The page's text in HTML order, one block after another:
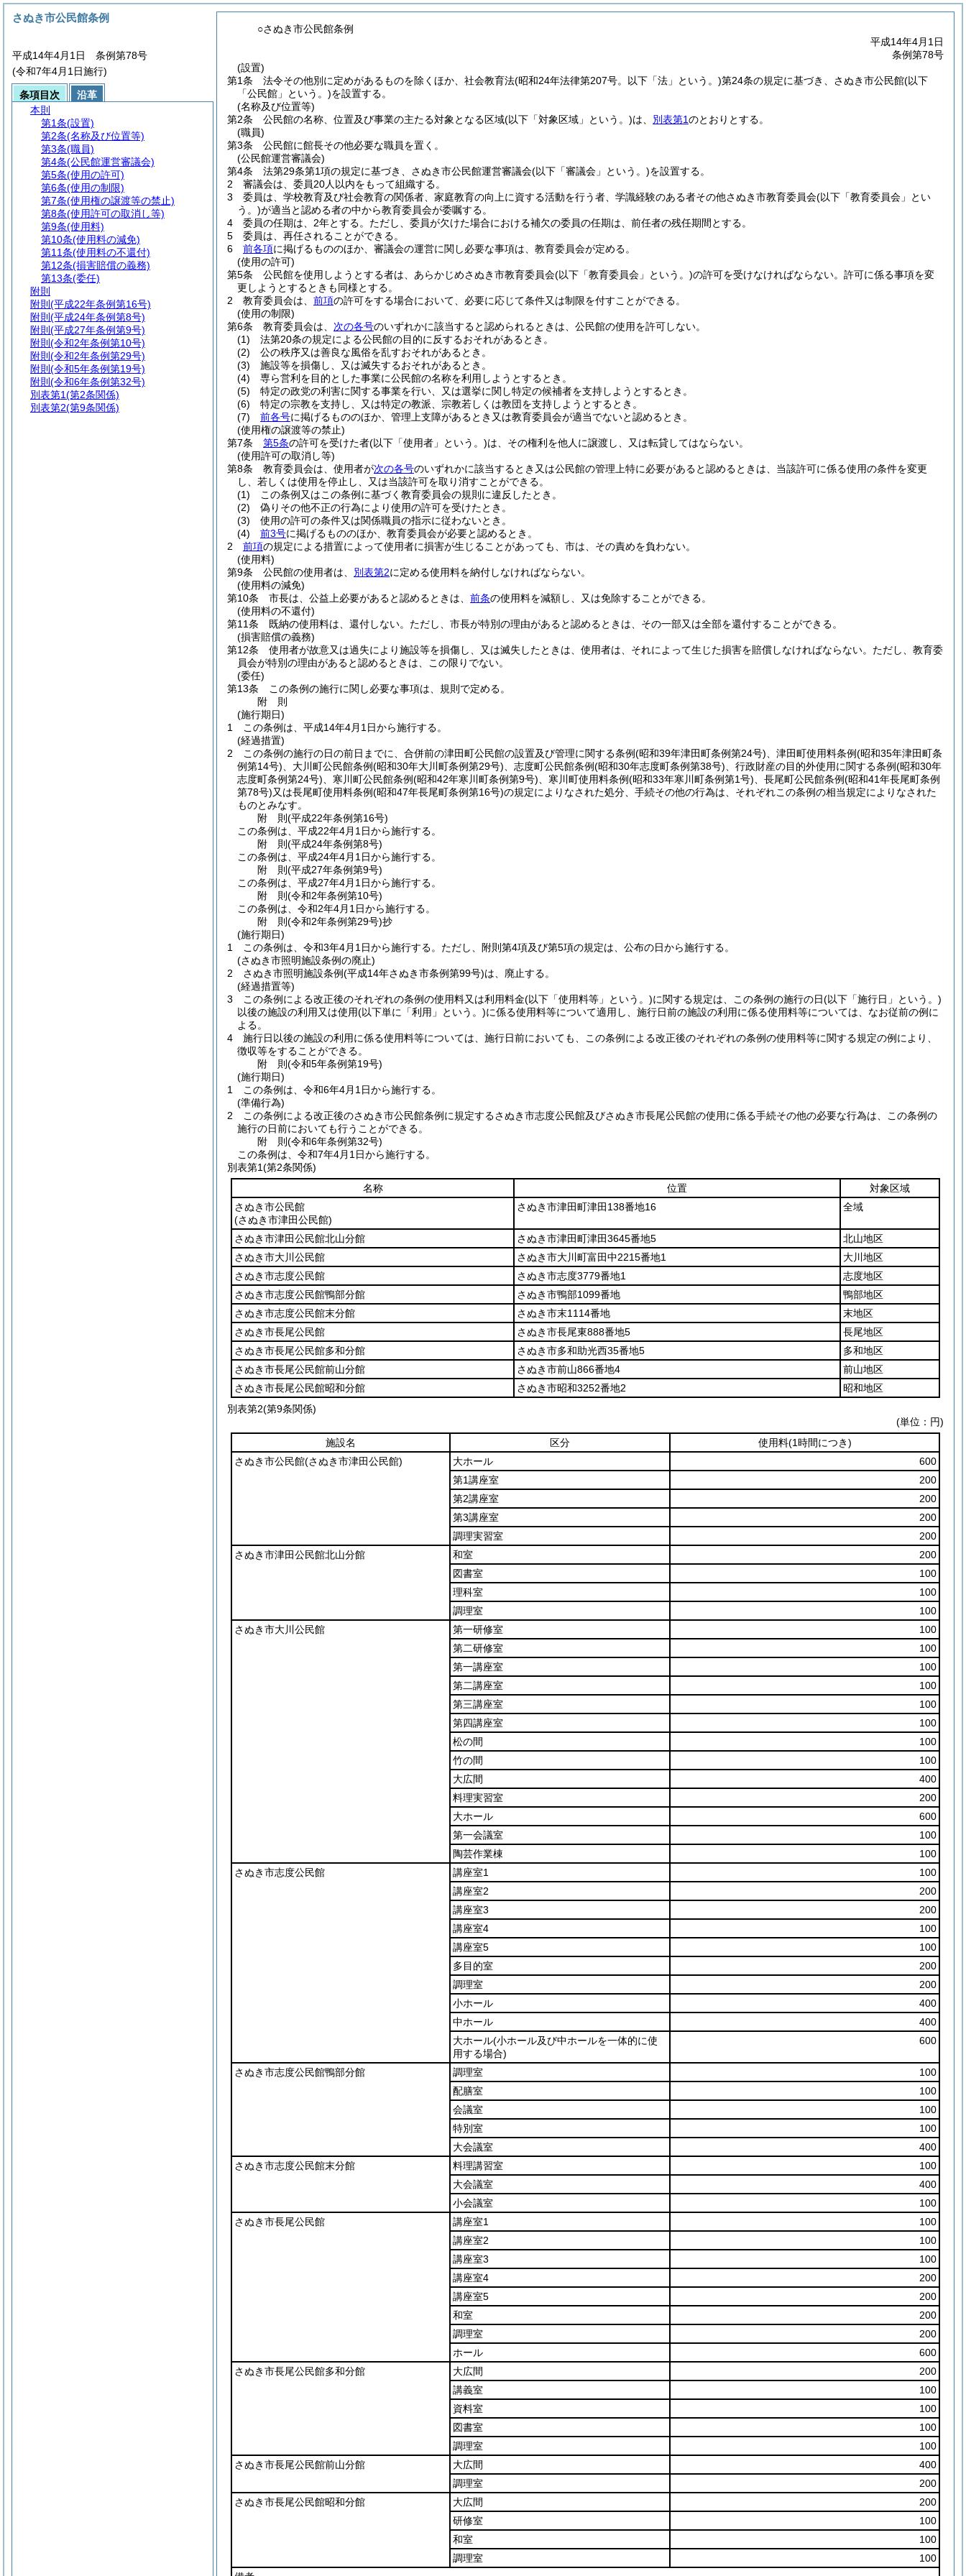
○さぬき市公民館条例
平成14年4月1日
条例第78号
(設置)
第1条
法令その他別に定めがあるものを除くほか、社会教育法(昭和24年法律第207号。以下「法」という。)第24条の規定に基づき、さぬき市公民館(以下
「公民館」という。)を設置する。
(名称及び位置等)
第2条
公民館の名称、位置及び事業の主たる対象となる区域(以下「対象区域」という。)は、 別表第1のとおりとする。
(職員)
第3条
公民館に館長その他必要な職員を置く。
(公民館運営審議会)
第4条
法第29条第1項の規定に基づき、さぬき市公民館運営審議会(以下「審議会」という。)を設置する。
2
審議会は、委員20人以内をもって組織する。
3
委員は、学校教育及び社会教育の関係者、家庭教育の向上に資する活動を行う者、学識経験のある者その他さぬき市教育委員会(以下「教育委員会」とい
う。)が適当と認める者の中から教育委員会が委嘱する。
4
委員の任期は、2年とする。 ただし、委員が欠けた場合における補欠の委員の任期は、前任者の残任期間とする。
5
委員は、再任されることができる。
6
前各項に掲げるもののほか、審議会の運営に関し必要な事項は、教育委員会が定める。
(使用の許可)
第5条
公民館を使用しようとする者は、あらかじめさぬき市教育委員会(以下「教育委員会」という。)の許可を受けなければならない。 許可に係る事項を変
更しようとするときも同様とする。
2
教育委員会は、 前項の許可をする場合において、必要に応じて条件又は制限を付すことができる。
(使用の制限)
第6条
教育委員会は、 次の各号のいずれかに該当すると認められるときは、公民館の使用を許可しない。
(1)
法第20条の規定による公民館の目的に反するおそれがあるとき。
(2)
公の秩序又は善良な風俗を乱すおそれがあるとき。
(3)
施設等を損傷し、又は滅失するおそれがあるとき。
(4)
専ら営利を目的とした事業に公民館の名称を利用しようとするとき。
(5)
特定の政党の利害に関する事業を行い、又は選挙に関し特定の候補者を支持しようとするとき。
(6)
特定の宗教を支持し、又は特定の教派、宗教若しくは教団を支持しようとするとき。
(7)
前各号に掲げるもののほか、管理上支障があるとき又は教育委員会が適当でないと認めるとき。
(使用権の譲渡等の禁止)
第7条
第5条の許可を受けた者(以下「使用者」という。)は、その権利を他人に譲渡し、又は転貸してはならない。
(使用許可の取消し等)
第8条
教育委員会は、使用者が次の各号のいずれかに該当するとき又は公民館の管理上特に必要があると認めるときは、当該許可に係る使用の条件を変更
し、若しくは使用を停止し、又は当該許可を取り消すことができる。
(1)
この条例又はこの条例に基づく教育委員会の規則に違反したとき。
(2)
偽りその他不正の行為により使用の許可を受けたとき。
(3)
使用の許可の条件又は関係職員の指示に従わないとき。
(4)
前3号に掲げるもののほか、教育委員会が必要と認めるとき。
2
前項の規定による措置によって使用者に損害が生じることがあっても、市は、その責めを負わない。
(使用料)
第9条
公民館の使用者は、 別表第2に定める使用料を納付しなければならない。
(使用料の減免)
第10条
市長は、公益上必要があると認めるときは、 前条の使用料を減額し、又は免除することができる。
(使用料の不還付)
第11条
既納の使用料は、還付しない。 ただし、市長が特別の理由があると認めるときは、その一部又は全部を還付することができる。
(損害賠償の義務)
第12条
使用者が故意又は過失により施設等を損傷し、又は滅失したときは、使用者は、それによって生じた損害を賠償しなければならない。 ただし、教育委
員会が特別の理由があると認めるときは、この限りでない。
(委任)
第13条
この条例の施行に関し必要な事項は、規則で定める。
附 則
(施行期日)
1
この条例は、平成14年4月1日から施行する。
(経過措置)
2
この条例の施行の日の前日までに、合併前の津田町公民館の設置及び管理に関する条例(昭和39年津田町条例第24号) 、津田町使用料条例(昭和35年津田町条
例第14号) 、大川町公民館条例(昭和30年大川町条例第29号) 、志度町公民館条例(昭和30年志度町条例第38号) 、行政財産の目的外使用に関する条例(昭和30年
志度町条例第24号) 、寒川町公民館条例(昭和42年寒川町条例第9号) 、寒川町使用料条例(昭和33年寒川町条例第1号) 、長尾町公民館条例(昭和41年長尾町条例
第78号)又は長尾町使用料条例(昭和47年長尾町条例第16号)の規定によりなされた処分、手続その他の行為は、それぞれこの条例の相当規定によりなされた
ものとみなす。
附 則(平成22年条例第16号)
この条例は、平成22年4月1日から施行する。
附 則(平成24年条例第8号)
この条例は、平成24年4月1日から施行する。
附 則(平成27年条例第9号)
この条例は、平成27年4月1日から施行する。
附 則(令和2年条例第10号)
この条例は、令和2年4月1日から施行する。
附 則(令和2年条例第29号)抄
(施行期日)
1
この条例は、令和3年4月1日から施行する。 ただし、附則第4項及び第5項の規定は、公布の日から施行する。
(さぬき市照明施設条例の廃止)
2
さぬき市照明施設条例(平成14年さぬき市条例第99号)は、廃止する。
(経過措置等)
3
この条例による改正後のそれぞれの条例の使用料又は利用料金(以下「使用料等」という。)に関する規定は、この条例の施行の日(以下「施行日」という。)
以後の施設の利用又は使用(以下単に「利用」という。)に係る使用料等について適用し、施行日前の施設の利用に係る使用料等については、なお従前の例に
よる。
4
施行日以後の施設の利用に係る使用料等については、施行日前においても、この条例による改正後のそれぞれの条例の使用料等に関する規定の例により、
徴収等をすることができる。
附 則(令和5年条例第19号)
(施行期日)
1
この条例は、令和6年4月1日から施行する。
(準備行為)
2
この条例による改正後のさぬき市公民館条例に規定するさぬき市志度公民館及びさぬき市長尾公民館の使用に係る手続その他の必要な行為は、この条例の
施行の日前においても行うことができる。
附 則(令和6年条例第32号)
この条例は、令和7年4月1日から施行する。
別表第1(第2条関係)
名称
位置
対象区域
さぬき市公民館
(さぬき市津田公民館)
さぬき市津田町津田138番地16 全域
さぬき市津田公民館北山分館 さぬき市津田町津田3645番地5
北山地区
さぬき市大川公民館
さぬき市大川町富田中2215番地1
大川地区
さぬき市志度公民館
さぬき市志度3779番地1
志度地区
さぬき市志度公民館鴨部分館
さぬき市鴨部1099番地
鴨部地区
さぬき市志度公民館末分館
さぬき市末1114番地
末地区
さぬき市長尾公民館
さぬき市長尾東888番地5
長尾地区
さぬき市長尾公民館多和分館
さぬき市多和助光西35番地5
多和地区
さぬき市長尾公民館前山分館
さぬき市前山866番地4
前山地区
さぬき市長尾公民館昭和分館
さぬき市昭和3252番地2
昭和地区
別表第2(第9条関係)
(単位：円)
施設名
区分 使用料(1時間につき)
さぬき市公民館(さぬき市津田公民館) 大ホール
600
第1講座室
200
第2講座室
200
第3講座室
200
調理実習室
200
さぬき市津田公民館北山分館
和室
200
図書室
100
理科室
100
調理室
100
さぬき市大川公民館
第一研修室
100
第二研修室
100
第一講座室
100
第二講座室
100
第三講座室
100
第四講座室
100
松の間
100
竹の間
100
大広間
400
料理実習室
200
大ホール
600
第一会議室
100
陶芸作業棟
100
さぬき市志度公民館
講座室1
100
講座室2
200
講座室3
200
講座室4
100
講座室5
100
多目的室
200
調理室
200
小ホール
400
中ホール
400
大ホール(小ホール及び中ホールを一体的に使
用する場合)
600
さぬき市志度公民館鴨部分館 調理室
100
配膳室
100
会議室
100
特別室
100
大会議室
400
さぬき市志度公民館末分館
料理講習室
100
大会議室
400
小会議室
100
さぬき市長尾公民館
講座室1
100
講座室2
100
講座室3
100
講座室4
200
講座室5
200
和室
200
調理室
200
ホール
600
さぬき市長尾公民館多和分館
大広間
200
講義室
100
資料室
100
図書室
100
調理室
100
さぬき市長尾公民館前山分館
大広間
400
調理室
200
さぬき市長尾公民館昭和分館
大広間
200
研修室
100
和室
100
調理室
100
さぬき市公民館条例
平成14年4月1日 条例第78号
(令和7年4月1日施行)
条項目次
沿革
本則
第1条(設置)
第2条(名称及び位置等)
第3条(職員)
第4条(公民館運営審議会)
第5条(使用の許可)
第6条(使用の制限)
第7条(使用権の譲渡等の禁止)
第8条(使用許可の取消し等)
第9条(使用料)
第10条(使用料の減免)
第11条(使用料の不還付)
第12条(損害賠償の義務)
第13条(委任)
附則
附則 (平成22年条例第16号)
附則 (平成24年条例第8号)
附則 (平成27年条例第9号)
附則 (令和2年条例第10号)
附則 (令和2年条例第29号)
附則 (令和5年条例第19号)
附則 (令和6年条例第32号)
別表第1(第2条関係)
別表第2(第9条関係)